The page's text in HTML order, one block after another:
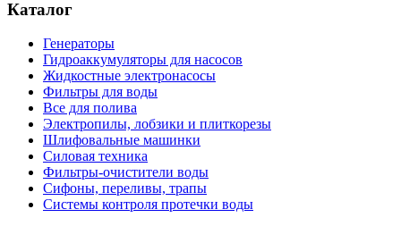
Каталог
Генераторы
Гидроаккумуляторы для насосов
Жидкостные электронасосы
Фильтры для воды
Все для полива
Электропилы, лобзики и плиткорезы
Шлифовальные машинки
Силовая техника
Фильтры-очистители воды
Сифоны, переливы, трапы
Системы контроля протечки воды